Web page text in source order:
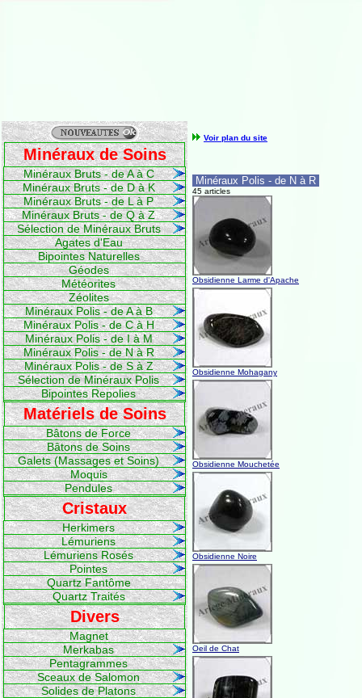
Minéraux de Soins
Minéraux Bruts - de A à C
Minéraux Bruts - de D à K
Minéraux Bruts - de L à P
Minéraux Bruts - de Q à Z
Sélection de Minéraux Bruts
Agates d'Eau
Bipointes Naturelles
Géodes
Météorites
Zéolites
Minéraux Polis - de A à B
Minéraux Polis - de C à H
Minéraux Polis - de I à M
Minéraux Polis - de N à R
Minéraux Polis - de S à Z
Sélection de Minéraux Polis
Bipointes Repolies
Matériels de Soins
Bâtons de Force
Bâtons de Soins
Galets (Massages et Soins)
Moquis
Pendules
Cristaux
Herkimers
Lémuriens
Lémuriens Rosés
Pointes
Quartz Fantôme
Quartz Traités
Divers
Magnet
Merkabas
Pentagrammes
Sceaux de Salomon
Solides de Platons
Voir plan du site
Minéraux Polis - de N à R
45 articles
Obsidienne Larme d'Apache
Obsidienne Mohagany
Obsidienne Mouchetée
Obsidienne Noire
Oeil de Chat